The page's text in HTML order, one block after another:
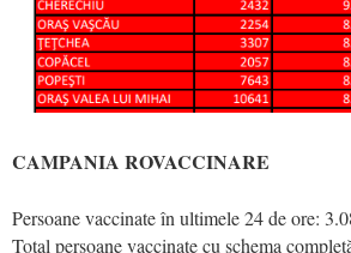
CAMPANIA ROVACCINARE
Persoane vaccinate în ultimele 24 de ore:
Total persoane vaccinate cu schema